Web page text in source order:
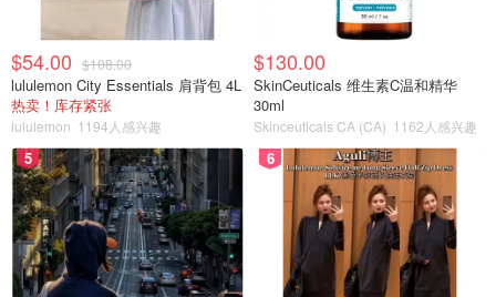
$54.00 $108.00
lululemon City Essentials 肩背包 4L
热卖！库存紧张
lululemon 1194人感兴趣
$130.00
SkinCeuticals 维生素C温和精华
30ml
Skinceuticals CA (CA) 1162人感兴趣
5 6